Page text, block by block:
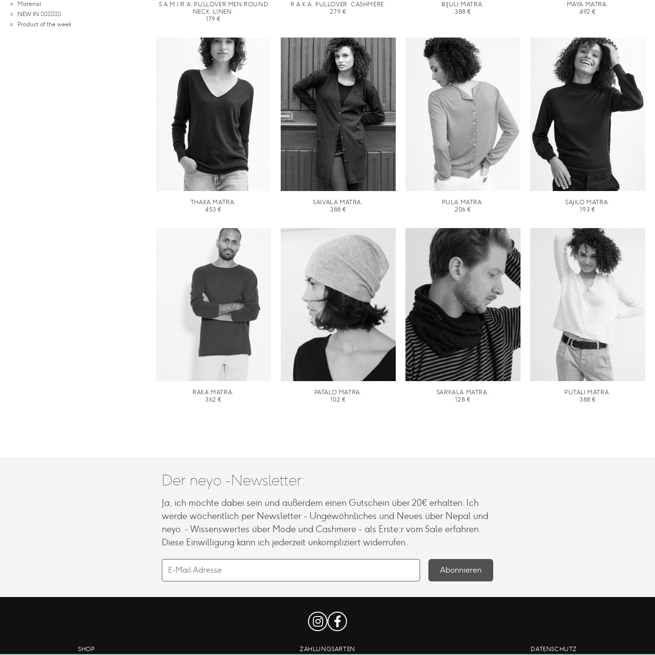
Material
NEW IN 🤸🏽‍♀️🏃🏽‍♀️
Product of the week
S A M I R A. PULLOVER MEN ROUND
NECK. LINEN.
179€
R A K A. PULLOVER. CASHMERE.
279 €
BIJULI MATRA.
388€
MAYA MATRA.
492€
THAKA MATRA.
453€
SAIVALA MATRA.
388€
PULA MATRA.
206€
SAJILO MATRA.
193 €
RAKA MATRA.
362€
PATALO MATRA.
102 €
SARKALA MATRA.
128 €
PUTALI MATRA.
388€
Der neyo.-Newsletter:
Ja, ich möchte dabei sein und außerdem einen Gutschein über 20€ erhalten. Ich
werde wöchentlich per Newsletter - Ungewöhnliches und Neues über Nepal und
neyo. - Wissenswertes über Mode und Cashmere - als Erste:r vom Sale erfahren.
Diese Einwilligung kann ich jederzeit unkompliziert widerrufen.
SHOP ZAHLUNGSARTEN DATENSCHUTZ